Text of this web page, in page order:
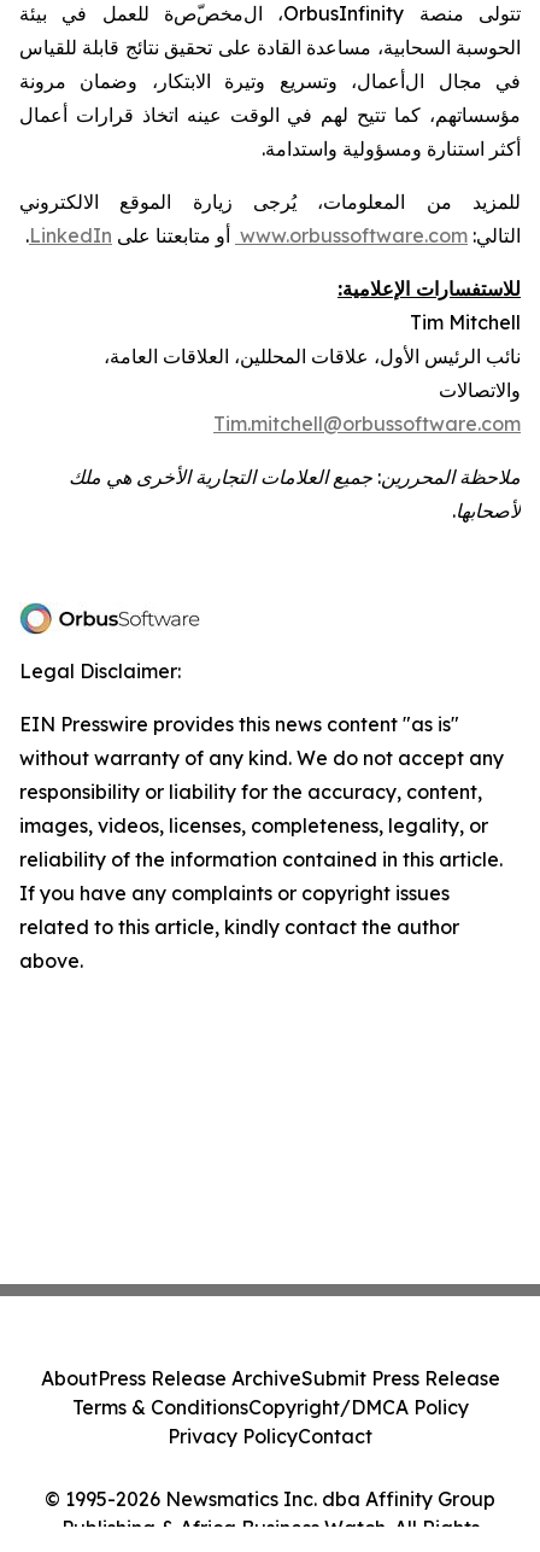
تتولى منصة OrbusInfinity، المخصصة للعمل في بيئة
الحوسبة السحابية، مساعدة القادة على تحقيق نتائج قابلة للقياس
في مجال الأعمال، وتسريع وتيرة الابتكار، وضمان مرونة
مؤسساتهم، كما تتيح لهم في الوقت عينه اتخاذ قرارات أعمال
أكثر استنارة ومسؤولية واستدامة.
للمزيد من المعلومات، يُرجى زيارة الموقع الالكتروني
التالي: www.orbussoftware.com أو متابعتنا على LinkedIn
.
للاستفسارات الإعلامية:
Tim Mitchell
نائب الرئيس الأول، علاقات المحللين، العلاقات العامة،
والاتصالات
Tim.mitchell@orbussoftware.com
ملاحظة المحررين: جميع العلامات التجارية الأخرى هي ملك
لأصحابها.
Legal Disclaimer:
EIN Presswire provides this news content "as is"
without warranty of any kind. We do not accept any
responsibility or liability for the accuracy, content,
images, videos, licenses, completeness, legality, or
reliability of the information contained in this article.
If you have any complaints or copyright issues
related to this article, kindly contact the author
above.
© 1995-2026 Newsmatics Inc. dba Affinity Group
Publishing & Africa Business Watch. All Rights
AboutPress Release ArchiveSubmit Press Release
Terms & ConditionsCopyright/DMCA Policy
Privacy PolicyContact